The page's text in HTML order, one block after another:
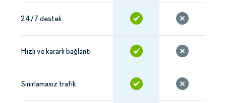
24/7 destek
Hızlı ve kararlı bağlantı
Sınırlamasız trafik